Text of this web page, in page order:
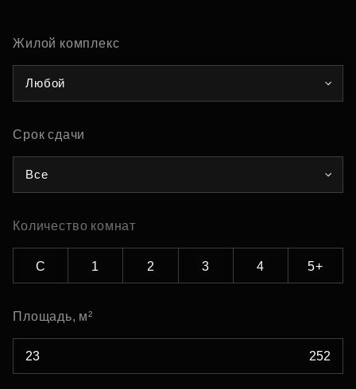
Жилой комплекс
Любой
Срок сдачи
Все
Количество комнат
С 1 2 3 4 5+
Площадь, м²